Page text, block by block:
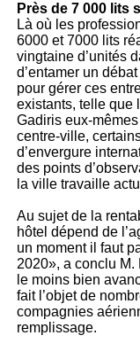
Près de 7 000 lits
Là où les
6000 et 7000 lits
vingtaine d’unités
d’entamer un
pour gérer ces
existants, telle que
Gadiris eux-
centre-ville,
d’envergure
des points
la ville travaille
Au sujet de la
hôtel dépend de
un moment il faut
2020», a conclu M.
le moins bien
fait l’objet de
compagnies
remplissage.